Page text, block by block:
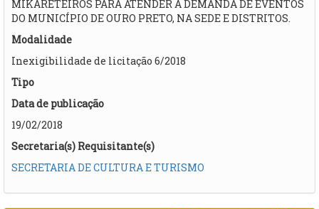
MIKARETEIROS PARA ATENDER A DEMANDA DE EVENTOS
DO MUNICÍPIO DE OURO PRETO, NA SEDE E DISTRITOS.​
Modalidade
Inexigibilidade de licitação 6/2018
Tipo
Data de publicação
19/02/2018
Secretaria(s) Requisitante(s)
SECRETARIA DE CULTURA E TURISMO